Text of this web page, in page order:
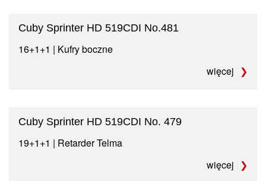
Cuby Sprinter HD 519CDI No.481
16+1+1 | Kufry boczne
więcej
Cuby Sprinter HD 519CDI No. 479
19+1+1 | Retarder Telma
więcej